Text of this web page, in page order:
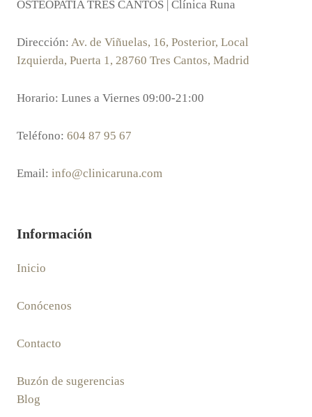
OSTEOPATÍA TRES CANTOS | Clínica Runa
Dirección: Av. de Viñuelas, 16, Posterior, Local
Izquierda, Puerta 1, 28760 Tres Cantos, Madrid
Horario: Lunes a Viernes 09:00-21:00
Teléfono: 604 87 95 67
Email: info@clinicaruna.com
Información
Inicio
Conócenos
Contacto
Buzón de sugerencias
Blog